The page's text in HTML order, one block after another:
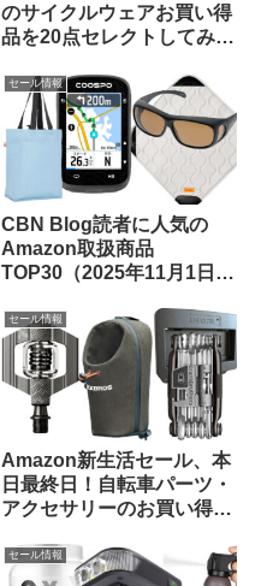
のサイクルウェアお買い得
品を20点セレクトしてみま
ス】
セール情報
CBN Blog読者に人気の
Amazon取扱商品
TOP30（2025年11月1日
セール情報
Amazon新生活セール、本
日最終日！自転車パーツ・
アクセサリーのお買い得品
します
セール情報